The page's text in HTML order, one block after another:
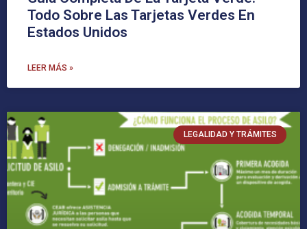
Todo Sobre Las Tarjetas Verdes En
Estados Unidos
LEER MÁS »
LEGALIDAD Y TRÁMITES